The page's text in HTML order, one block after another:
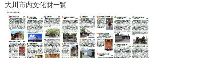
大川市内文化財一覧